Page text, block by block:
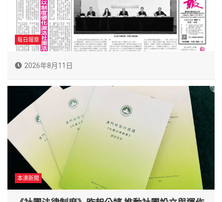
每日報章
2026年8月11日
本澳新聞